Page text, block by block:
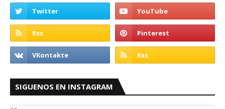
SIGUENOS EN INSTAGRAM